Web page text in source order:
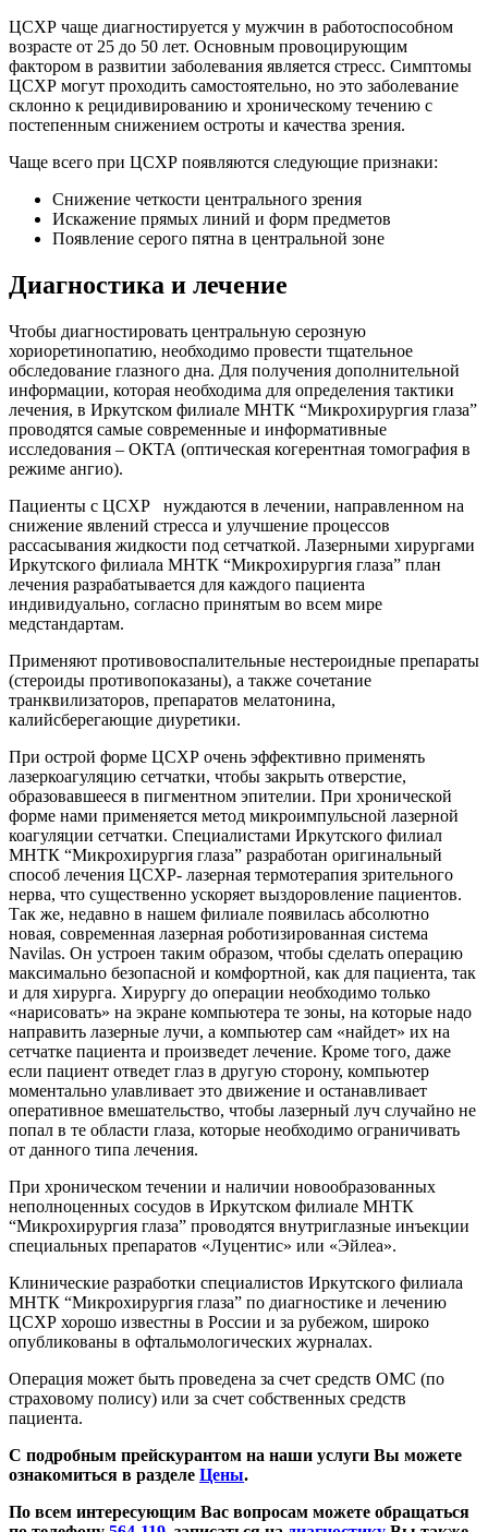
ЦСХР чаще диагностируется у мужчин в работоспособном
возрасте от 25 до 50 лет. Основным провоцирующим
фактором в развитии заболевания является стресс. Симптомы
ЦСХР могут проходить самостоятельно, но это заболевание
склонно к рецидивированию и хроническому течению с
постепенным снижением остроты и качества зрения.
Чаще всего при ЦСХР появляются следующие признаки:
Снижение четкости центрального зрения
Искажение прямых линий и форм предметов
Появление серого пятна в центральной зоне
Диагностика и лечение
Чтобы диагностировать центральную серозную
хориоретинопатию, необходимо провести тщательное
обследование глазного дна. Для получения дополнительной
информации, которая необходима для определения тактики
лечения, в Иркутском филиале МНТК “Микрохирургия глаза”
проводятся самые современные и информативные
исследования – ОКТА (оптическая когерентная томография в
режиме ангио).
Пациенты с ЦСХР нуждаются в лечении, направленном на
снижение явлений стресса и улучшение процессов
рассасывания жидкости под сетчаткой. Лазерными хирургами
Иркутского филиала МНТК “Микрохирургия глаза” план
лечения разрабатывается для каждого пациента
индивидуально, согласно принятым во всем мире
медстандартам.
Применяют противовоспалительные нестероидные препараты
(стероиды противопоказаны), а также сочетание
транквилизаторов, препаратов мелатонина,
калийсберегающие диуретики.
При острой форме ЦСХР очень эффективно применять
лазеркоагуляцию сетчатки, чтобы закрыть отверстие,
образовавшееся в пигментном эпителии. При хронической
форме нами применяется метод микроимпульсной лазерной
коагуляции сетчатки. Специалистами Иркутского филиал
МНТК “Микрохирургия глаза” разработан оригинальный
способ лечения ЦСХР- лазерная термотерапия зрительного
нерва, что существенно ускоряет выздоровление пациентов.
Так же, недавно в нашем филиале появилась абсолютно
новая, современная лазерная роботизированная система
Navilas. Он устроен таким образом, чтобы сделать операцию
максимально безопасной и комфортной, как для пациента, так
и для хирурга. Хирургу до операции необходимо только
«нарисовать» на экране компьютера те зоны, на которые надо
направить лазерные лучи, а компьютер сам «найдет» их на
сетчатке пациента и произведет лечение. Кроме того, даже
если пациент отведет глаз в другую сторону, компьютер
моментально улавливает это движение и останавливает
оперативное вмешательство, чтобы лазерный луч случайно не
попал в те области глаза, которые необходимо ограничивать
от данного типа лечения.
При хроническом течении и наличии новообразованных
неполноценных сосудов в Иркутском филиале МНТК
“Микрохирургия глаза” проводятся внутриглазные инъекции
специальных препаратов «Луцентис» или «Эйлеа».
Клинические разработки специалистов Иркутского филиала
МНТК “Микрохирургия глаза” по диагностике и лечению
ЦСХР хорошо известны в России и за рубежом, широко
опубликованы в офтальмологических журналах.
Операция может быть проведена за счет средств ОМС (по
страховому полису) или за счет собственных средств
пациента.
С подробным прейскурантом на наши услуги Вы можете
ознакомиться в разделе Цены.
По всем интересующим Вас вопросам можете обращаться